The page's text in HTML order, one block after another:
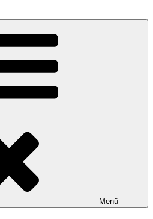
ist
Menü